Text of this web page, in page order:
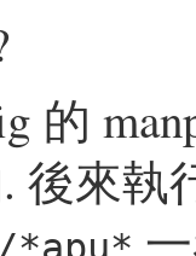
的
後來執